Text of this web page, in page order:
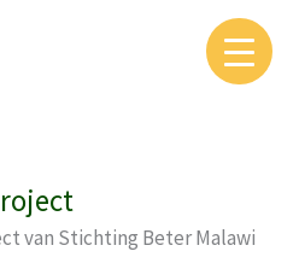
van Stichting Beter Malawi